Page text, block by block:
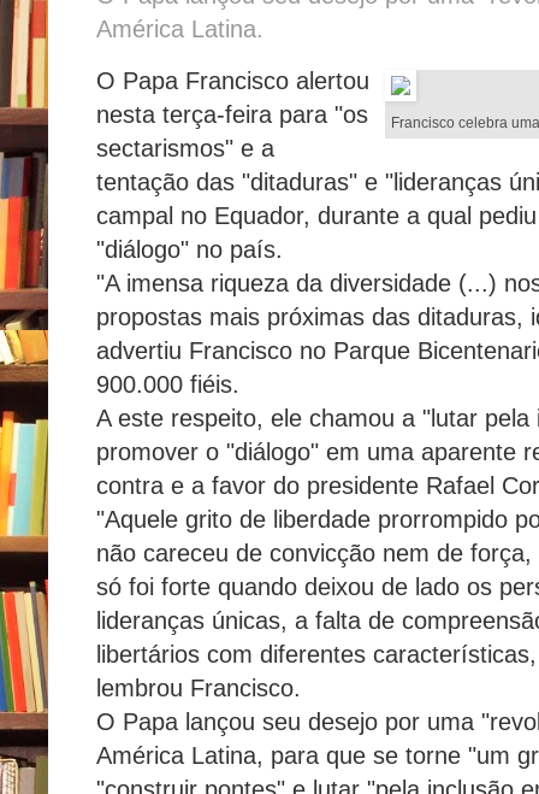
América Latina.
Francisco celebra
O Papa Francisco alertou
nesta terça-feira para "os
sectarismos" e a
tentação das "ditaduras" e "lideranças
campal no Equador, durante a qual
"diálogo" no país.
"A imensa riqueza da diversidade (...)
propostas mais próximas das ditaduras,
advertiu Francisco no Parque
900.000 fiéis.
A este respeito, ele chamou a "lutar
promover o "diálogo" em uma aparente
contra e a favor do presidente Rafael
"Aquele grito de liberdade prorrompido
não careceu de convicção nem de
só foi forte quando deixou de lado os
lideranças únicas, a falta de
libertários com diferentes
lembrou Francisco.
O Papa lançou seu desejo por uma
América Latina, para que se torne "um